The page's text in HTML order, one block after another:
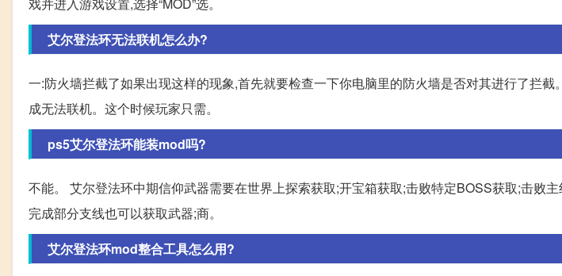
戏并进入游戏设置,选择“MOD”选。
艾尔登法环无法联机怎么办?
一:防火墙拦截了如果出现这样的现象,首先就要检查一下你电脑里的防火墙是否对其进行了拦
成无法联机。这个时候玩家只需。
ps5艾尔登法环能装mod吗?
不能。 艾尔登法环中期信仰武器需要在世界上探索获取;开宝箱获取;击败特定BOSS获取;击败
完成部分支线也可以获取武器;商。
艾尔登法环mod整合工具怎么用?